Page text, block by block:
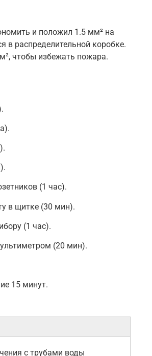
и положил 1.5 мм² на
в распределительной коробке.
чтобы избежать пожара.
(1 час).
в щитке (30 мин).
(1 час).
(20 мин).
15 минут.
с трубами воды